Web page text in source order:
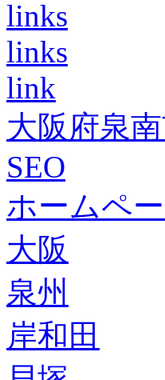
links
links
link
大阪府泉
SEO
ホームペ
大阪
泉州
岸和田